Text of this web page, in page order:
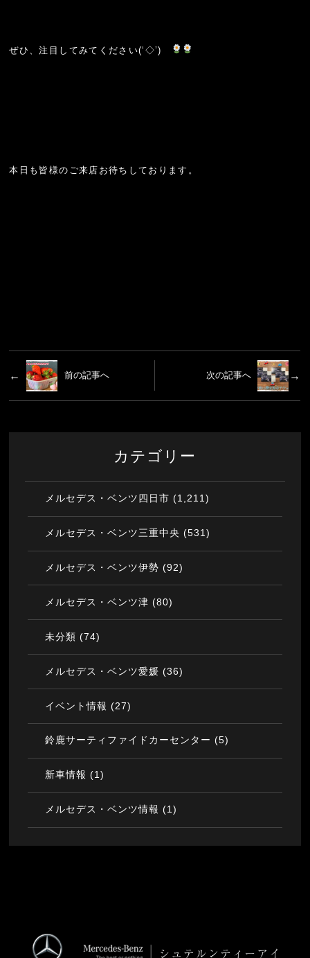
ぜひ、注目してみてください(‘◇’)ゞ
本日も皆様のご来店お待ちしております。
前の記事へ 次の記事へ
カテゴリー
メルセデス・ベンツ四日市 (1,211)
メルセデス・ベンツ三重中央 (531)
メルセデス・ベンツ伊勢 (92)
メルセデス・ベンツ津 (80)
未分類 (74)
メルセデス・ベンツ愛媛 (36)
イベント情報 (27)
鈴鹿サーティファイドカーセンター (5)
新車情報 (1)
メルセデス・ベンツ情報 (1)